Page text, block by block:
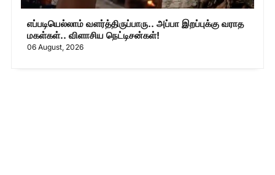
எப்படியெல்லாம் வளர்த்திருப்பாரு.. அப்பா இறப்புக்கு வராத
மகள்கள்.. விளாசிய நெட்டிசன்கள்!
06 August, 2026